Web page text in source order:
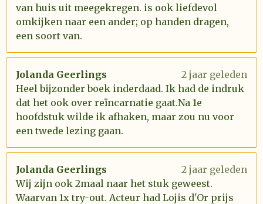
van huis uit meegekregen. is ook liefdevol
omkijken naar een ander; op handen dragen,
een soort van.
Jolanda Geerlings
2 jaar geleden
Heel bijzonder boek inderdaad. Ik had de indruk
dat het ook over reïncarnatie gaat.Na 1e
hoofdstuk wilde ik afhaken, maar zou nu voor
een twede lezing gaan.
Jolanda Geerlings
2 jaar geleden
Wij zijn ook 2maal naar het stuk geweest.
Waarvan 1x try-out. Acteur had Lojis d'Or prijs